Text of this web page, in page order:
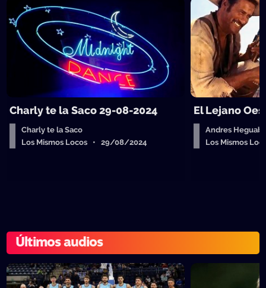
Charly te la Saco 29-08-2024
Charly te la Saco
Los Mismos Locos • 29/08/2024
El Lejano
Andres
Los Mismos
Últimos audios